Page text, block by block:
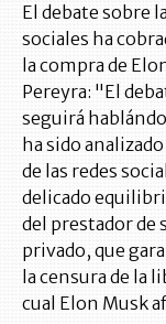
El debate sobre
sociales ha
la compra de
Pereyra: "El
seguirá
ha sido
de las redes
delicado
del prestador de
privado, que
la censura de la
cual Elon Musk